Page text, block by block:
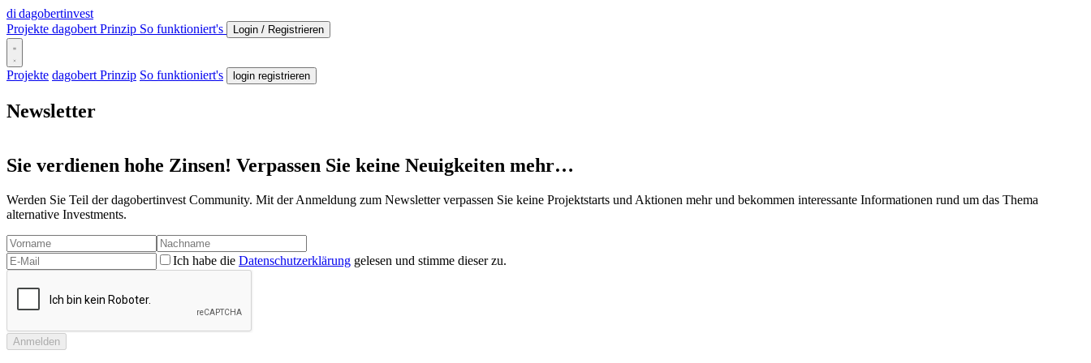
di dagobertinvest
Projekte dagobert Prinzip So funktioniert's Login / Registrieren
Projekte dagobert Prinzip So funktioniert's login registrieren
Newsletter
Sie verdienen hohe Zinsen! Verpassen Sie keine Neuigkeiten mehr…
Werden Sie Teil der dagobertinvest Community. Mit der Anmeldung zum Newsletter verpassen Sie keine Projektstarts und Aktionen mehr und bekommen interessante Informationen rund um das Thema
alternative Investments.
Ich habe die Datenschutzerklärung gelesen und stimme dieser zu.
Anmelden